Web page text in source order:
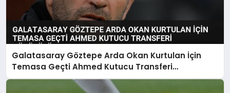
Galatasaray Göztepe Arda Okan Kurtulan İçin
Temasa Geçti Ahmed Kutucu Transferi
Görüşülüyor